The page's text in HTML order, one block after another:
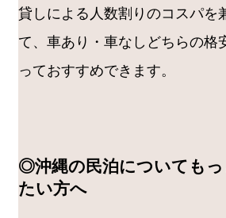
貸しによる人数割りのコスパを
て、車あり・車なしどちらの格
っておすすめできます。
◎沖縄の民泊についてもっ
たい方へ